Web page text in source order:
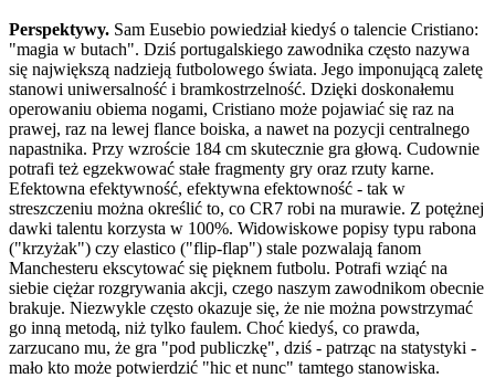
Perspektywy. Sam Eusebio powiedział kiedyś o talencie Cristiano:
"magia w butach". Dziś portugalskiego zawodnika często nazywa
się największą nadzieją futbolowego świata. Jego imponującą zaletę
stanowi uniwersalność i bramkostrzelność. Dzięki doskonałemu
operowaniu obiema nogami, Cristiano może pojawiać się raz na
prawej, raz na lewej flance boiska, a nawet na pozycji centralnego
napastnika. Przy wzroście 184 cm skutecznie gra głową. Cudownie
potrafi też egzekwować stałe fragmenty gry oraz rzuty karne.
Efektowna efektywność, efektywna efektowność - tak w
streszczeniu można określić to, co CR7 robi na murawie. Z potężnej
dawki talentu korzysta w 100%. Widowiskowe popisy typu rabona
("krzyżak") czy elastico ("flip-flap") stale pozwalają fanom
Manchesteru ekscytować się pięknem futbolu. Potrafi wziąć na
siebie ciężar rozgrywania akcji, czego naszym zawodnikom obecnie
brakuje. Niezwykle często okazuje się, że nie można powstrzymać
go inną metodą, niż tylko faulem. Choć kiedyś, co prawda,
zarzucano mu, że gra "pod publiczkę", dziś - patrząc na statystyki -
mało kto może potwierdzić "hic et nunc" tamtego stanowiska.